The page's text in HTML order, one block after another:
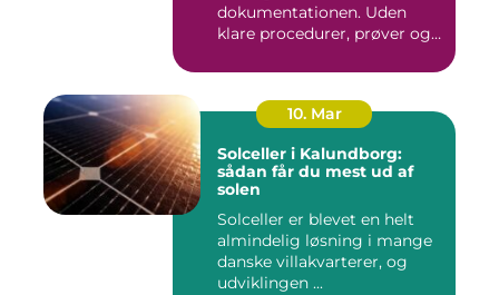
dokumentationen. Uden
klare procedurer, prøver og
10. Mar
Solceller i Kalundborg:
sådan får du mest ud af
solen
Solceller er blevet en helt
almindelig løsning i mange
danske villakvarterer, og
udviklingen ...